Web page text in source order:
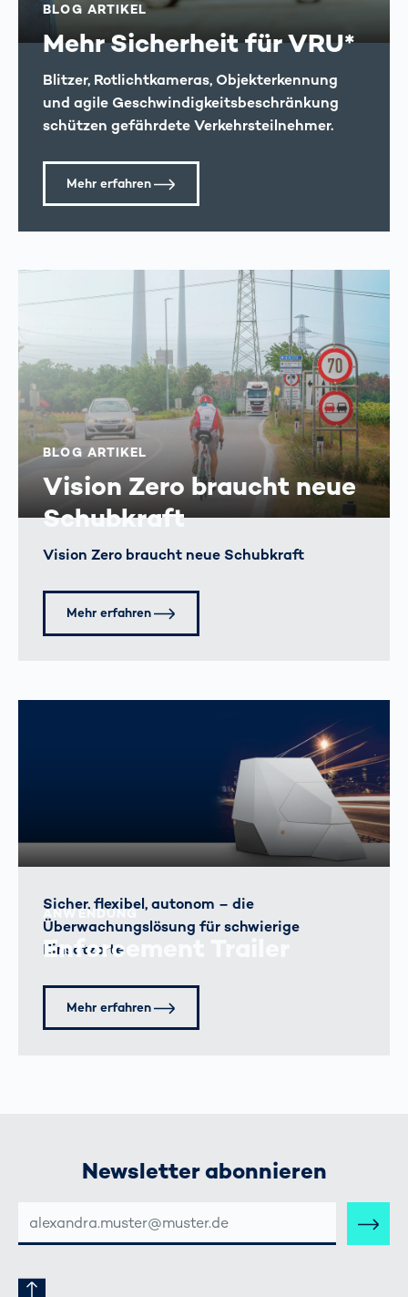
BLOG ARTIKEL
Mehr Sicherheit für VRU*
Blitzer, Rotlichtkameras, Objekterkennung
und agile Geschwindigkeits­beschränkung
schützen gefährdete Verkehrs­teilnehmer.
Mehr erfahren
BLOG ARTIKEL
Vision Zero braucht neue
Schubkraft
Vision Zero braucht neue Schubkraft
Mehr erfahren
ANWENDUNG
Enforcement Trailer
Sicher, flexibel, autonom – die
Überwachungslösung für schwierige
Einsatzorte
Mehr erfahren
Newsletter abonnieren
MAIL-
ADRESSE